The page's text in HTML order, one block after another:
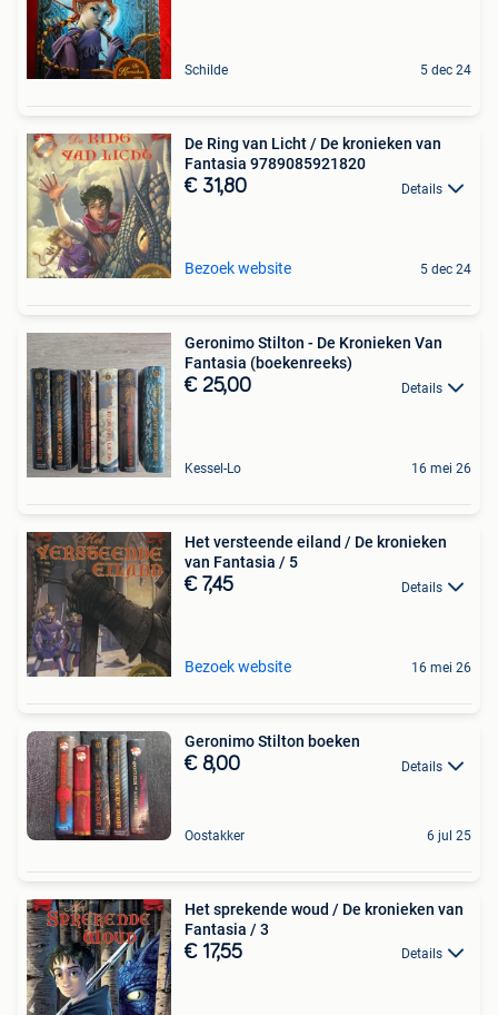
Schilde 5 dec 24
De Ring van Licht / De kronieken van
Fantasia 9789085921820
€ 31,80 Details
Bezoek website 5 dec 24
Geronimo Stilton - De Kronieken Van
Fantasia (boekenreeks)
€ 25,00 Details
Kessel-Lo 16 mei 26
Het versteende eiland / De kronieken
van Fantasia / 5
€ 7,45 Details
Bezoek website 16 mei 26
Geronimo Stilton boeken
€ 8,00 Details
Oostakker 6 jul 25
Het sprekende woud / De kronieken van
Fantasia / 3
€ 17,55 Details